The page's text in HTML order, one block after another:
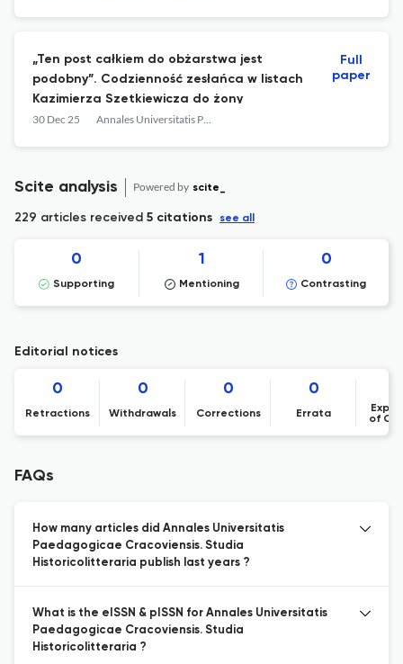
„Ten post całkiem do obżarstwa jest
podobny”. Codzienność zesłańca w listach
Kazimierza Szetkiewicza do żony
30 Dec 25 Annales Universitatis Paedagogicae Cracoviensis | Studia Historicolitteraria
Full
paper
Scite analysis Powered by scite_
229 articles received 5 citations see all
0
Supporting
1
Mentioning
0
Contrasting
Editorial notices
0
Retractions
0
Withdrawals
0
Corrections
0
Errata
of
FAQs
How many articles did Annales Universitatis
Paedagogicae Cracoviensis. Studia
Historicolitteraria publish last years ?
What is the eISSN & pISSN for Annales Universitatis
Paedagogicae Cracoviensis. Studia
Historicolitteraria ?